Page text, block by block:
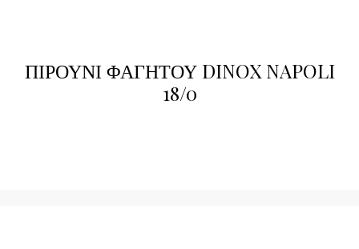
ΠΙΡΟΥΝΙ ΦΑΓΗΤΟΥ DINOX NAPOLI
18/0